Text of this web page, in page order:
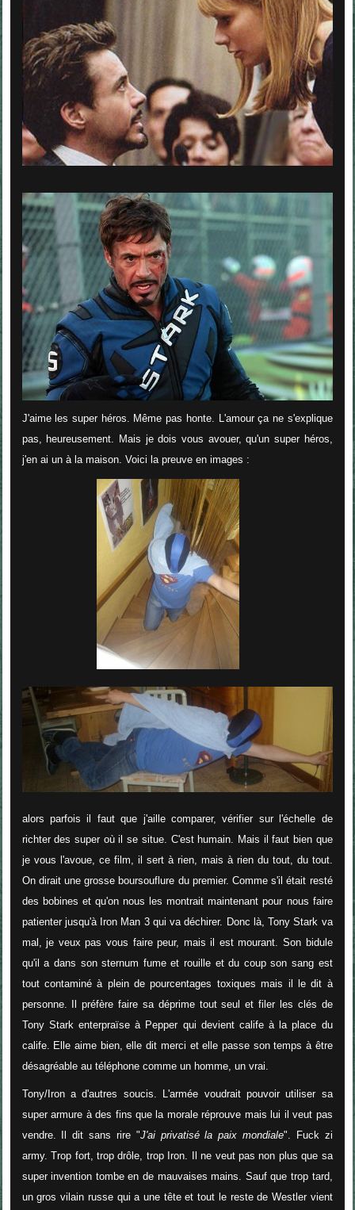
J'aime les super héros. Même pas honte. L'amour ça ne s'explique
pas, heureusement. Mais je dois vous avouer, qu'un super héros,
j'en ai un à la maison. Voici la preuve en images :
alors parfois il faut que j'aille comparer, vérifier sur l'échelle de
richter des super où il se situe. C'est humain. Mais il faut bien que
je vous l'avoue, ce film, il sert à rien, mais à rien du tout, du tout.
On dirait une grosse boursouflure du premier. Comme s'il était resté
des bobines et qu'on nous les montrait maintenant pour nous faire
patienter jusqu'à Iron Man 3 qui va déchirer. Donc là, Tony Stark va
mal, je veux pas vous faire peur, mais il est mourant. Son bidule
qu'il a dans son sternum fume et roui lle et du coup son sang est
tout contaminé à plein de pourcentages toxiques mais il le dit à
personne. Il préfère faire sa déprime tout seul et filer les clés de
Tony Stark enterpraïse à Pepper qui devient calife à la place du
calife. Elle aime bien, elle dit merci et elle passe son temps à être
désagréable au téléphone comme un homme, un vrai.
Tony/Iron a d'autres soucis. L'armée voudrait pouvoir utiliser sa
super armure à des fins que la morale réprouve mais lui il veut pas
vendre. Il dit sans rire "J'ai privatisé la paix mondiale". Fuck zi
army. Trop fort, trop drôle, trop Iron. Il ne veut pas non plus que sa
super invention tombe en de mauvaises mains. Sauf que trop tard,
un gros vilain russe qui a une tête et tout le reste de Westler vient